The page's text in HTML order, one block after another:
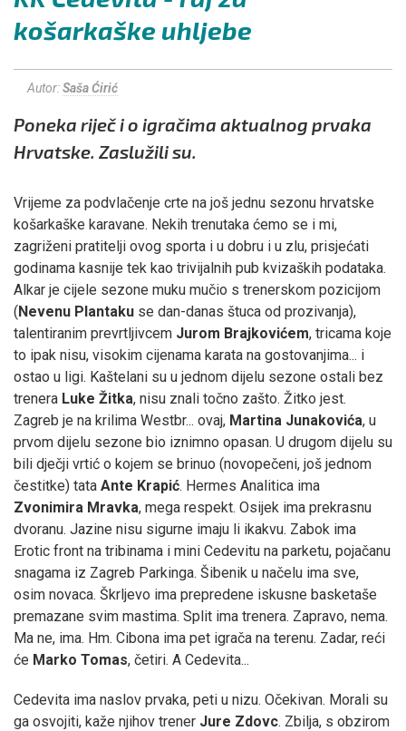
košarkaške uhljebe
Autor:Saša Ćirić
Poneka riječ i o igračima aktualnog prvaka
Hrvatske. Zaslužili su.
Vrijeme za podvlačenje crte na još jednu sezonu hrvatske
košarkaške karavane. Nekih trenutaka ćemo se i mi,
zagriženi pratitelji ovog sporta i u dobru i u zlu, prisjećati
godinama kasnije tek kao trivijalnih pub kvizaških podataka.
Alkar je cijele sezone muku mučio s trenerskom pozicijom
(Nevenu Plantaku se dan-danas štuca od prozivanja),
talentiranim prevrtljivcem Jurom Brajkovićem, tricama koje
to ipak nisu, visokim cijenama karata na gostovanjima... i
ostao u ligi. Kaštelani su u jednom dijelu sezone ostali bez
trenera Luke Žitka, nisu znali točno zašto. Žitko jest.
Zagreb je na krilima Westbr... ovaj, Martina Junakovića, u
prvom dijelu sezone bio iznimno opasan. U drugom dijelu su
bili dječji vrtić o kojem se brinuo (novopečeni, još jednom
čestitke) tata Ante Krapić. Hermes Analitica ima
Zvonimira Mravka, mega respekt. Osijek ima prekrasnu
dvoranu. Jazine nisu sigurne imaju li ikakvu. Zabok ima
Erotic front na tribinama i mini Cedevitu na parketu, pojačanu
snagama iz Zagreb Parkinga. Šibenik u načelu ima sve,
osim novaca. Škrljevo ima prepredene iskusne basketaše
premazane svim mastima. Split ima trenera. Zapravo, nema.
Ma ne, ima. Hm. Cibona ima pet igrača na terenu. Zadar, reći
će Marko Tomas, četiri. A Cedevita...
Cedevita ima naslov prvaka, peti u nizu. Očekivan. Morali su
ga osvojiti, kaže njihov trener Jure Zdovc. Zbilja, s obzirom